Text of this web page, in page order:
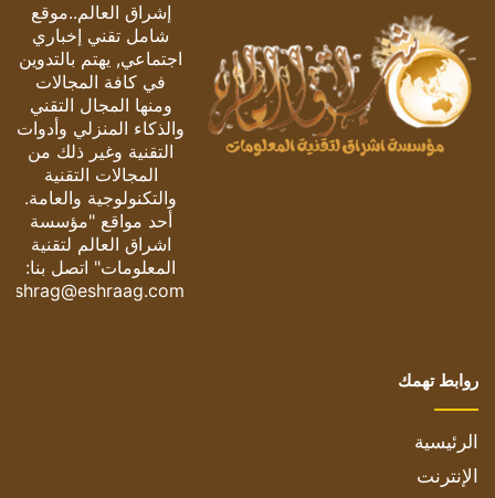
إشراق العالم..موقع
شامل تقني إخباري
اجتماعي, يهتم بالتدوين
في كافة المجالات
ومنها المجال التقني
والذكاء المنزلي وأدوات
التقنية وغير ذلك من
المجالات التقنية
والتكنولوجية والعامة.
أحد مواقع "مؤسسة
اشراق العالم لتقنية
المعلومات" اتصل بنا:
eshrag@eshraag.com
روابط تهمك
الرئيسية
الإنترنت